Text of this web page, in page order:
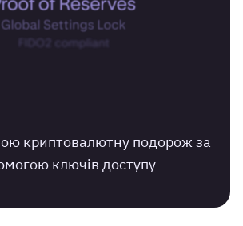
криптовалютну подорож за
ключів доступу